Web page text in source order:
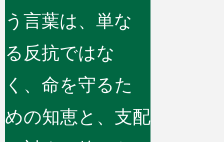
う言葉は、単な
る反抗ではな
く、命を守るた
めの知恵と、支配